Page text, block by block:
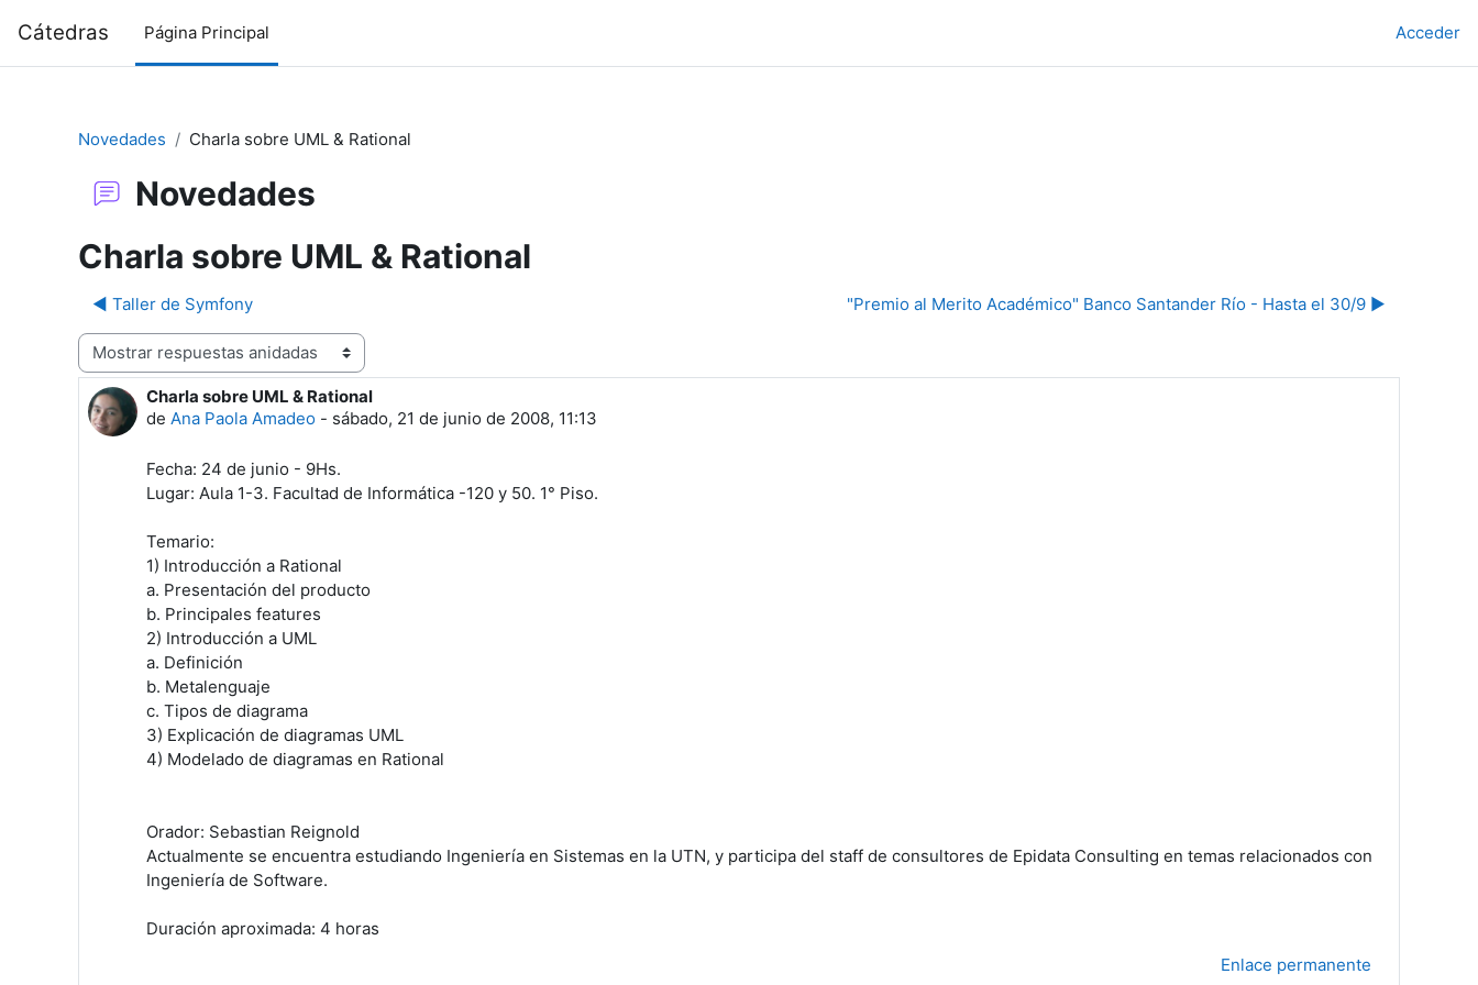
Cátedras Página Principal Acceder
Novedades Charla sobre UML & Rational
Novedades
Charla sobre UML & Rational
◀︎ Taller de Symfony
"Premio al Merito Académico" Banco Santander Río - Hasta el 30/9 ▶︎
Mostrar modo
Charla sobre UML & Rational
de Ana Paola Amadeo - sábado, 21 de junio de 2008, 11:13
Número de respuestas: 0
Fecha: 24 de junio - 9Hs.
Lugar: Aula 1-3. Facultad de Informática -120 y 50. 1° Piso.
Temario:
1) Introducción a Rational
a. Presentación del producto
b. Principales features
2) Introducción a UML
a. Definición
b. Metalenguaje
c. Tipos de diagrama
3) Explicación de diagramas UML
4) Modelado de diagramas en Rational
Orador: Sebastian Reignold
Actualmente se encuentra estudiando Ingeniería en Sistemas en la UTN, y participa del staff de consultores de Epidata Consulting en temas relacionados con
Ingeniería de Software.
Duración aproximada: 4 horas
Enlace permanente